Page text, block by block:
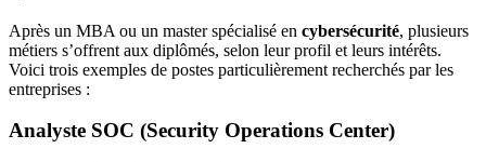
Après un MBA ou un master spécialisé en cybersécurité, plusieurs
métiers s’offrent aux diplômés, selon leur profil et leurs intérêts.
Voici trois exemples de postes particulièrement recherchés par les
entreprises :
Analyste SOC (Security Operations Center)